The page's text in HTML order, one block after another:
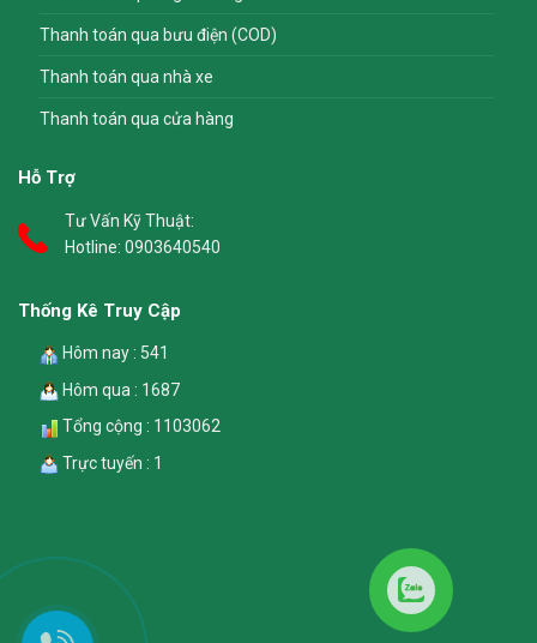
Thanh toán qua bưu điện (COD)
Thanh toán qua nhà xe
Thanh toán qua cửa hàng
Hỗ Trợ
Tư Vấn Kỹ Thuật:
Hotline: 0903640540
Thống Kê Truy Cập
Hôm nay : 541
Hôm qua : 1687
Tổng cộng : 1103062
Trực tuyến : 1